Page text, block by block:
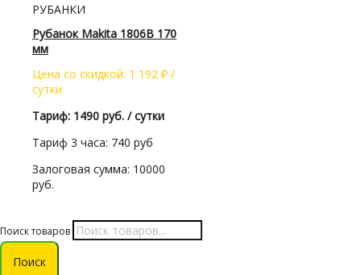
Поиск товаров
Поиск
РУБАНКИ
Рубанок Makita 1806В 170
мм
Цена со скидкой: 1 192 ₽ /
сутки
Тариф: 1490 руб. / сутки
Тариф 3 часа: 740 руб
Залоговая сумма: 10000
руб.